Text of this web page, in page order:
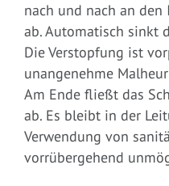
nach und nach an den
ab. Automatisch sinkt
Die Verstopfung ist
unangenehme
Am Ende fließt das
ab. Es bleibt in der
Verwendung von
vorrübergehend